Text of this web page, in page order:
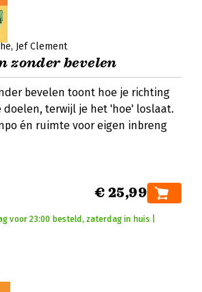
Jef Clement
zonder bevelen
bevelen toont hoe je richting
doelen, terwijl je het 'hoe' loslaat.
én ruimte voor eigen inbreng
€ 25,99
voor 23:00 besteld, zaterdag in huis |